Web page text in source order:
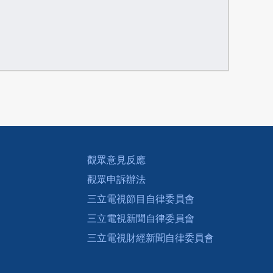
觀眾意見反應
觀眾申訴辦法
三立電視節目自律委員會
三立電視新聞自律委員會
三立電視財經新聞自律委員會